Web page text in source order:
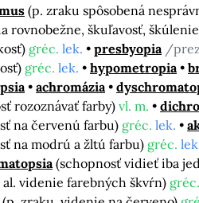
(p. zraku spôsobená
rovnobežne, škuľavosť,
gréc. lek. presbyopia /
gréc. lek. hypometropia
achromázia
rozoznávať farby) vl. m.
na červenú farbu) gréc. lek.
na modrú a žltú farbu) gréc.
(schopnosť vidieť iba
videnie farebných škvŕn) gréc.